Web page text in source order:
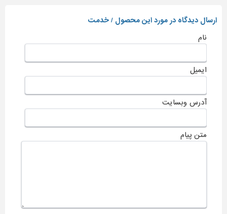
ارسال دیدگاه در مورد این محصول / خدمت
نام
ایمیل
آدرس وبسایت
متن پیام